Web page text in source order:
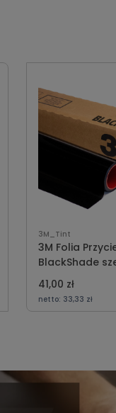
3M_Tint
3M Folia
BlackShade
41,00 zł
netto: 33,33 zł